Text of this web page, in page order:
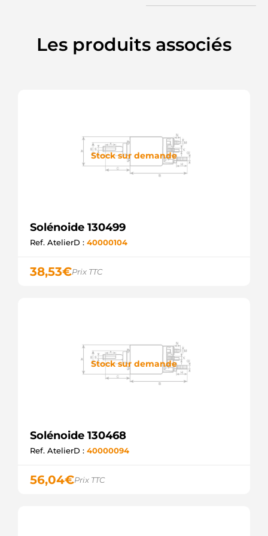
3C040
36120-
3F160
Les produits associés
Stock sur demande
Solénoide 130499
Ref. AtelierD : 40000104
38,53€Prix TTC
Stock sur demande
Solénoide 130468
Ref. AtelierD : 40000094
56,04€Prix TTC